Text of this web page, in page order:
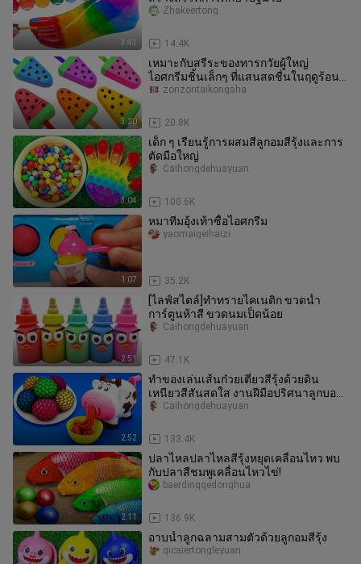
3:43 14.4K
Zhakeertong
3:20
เหมาะกับสรีระของทารกวัยผู้ใหญ่
ไอศกรีมชิ้นเล็กๆ ที่แสนสดชื่นในฤดูร้อน!
สนิม~
20.8K
zonzontaikongsha
3:04
เด็ก ๆ เรียนรู้การผสมสีลูกอมสีรุ้งและการ
ตัดมือใหญ่
100.6K
Caihongdehuayuan
1:07
หมาทีมอุ้งเท้าซื้อไอศกรีม
35.2K
yaomaigeihaizi
2:51
[ไลฟ์สไตล์]ทำทรายไคเนติก ขวดน้ำ
การ์ตูนห้าสี ขวดนมเป็ดน้อย
47.1K
Caihongdehuayuan
2:52
ทำของเล่นเส้นก๋วยเตี๋ยวสีรุ้งด้วยดิน
เหนียวสีสันสดใส งานฝีมือปริศนาลูกบอล
บีบแสนสนุก รู้จักสี ปริศนากา
133.4K
Caihongdehuayuan
2:11
ปลาไหลปลาไหลสีรุ้งหยุดเคลื่อนไหว พบ
กับปลาสีชมพูเคลื่อนไหวไข่!
136.9K
baerdinggedonghua
อาบน้ำลูกฉลามสามตัวด้วยลูกอมสีรุ้ง
qicaiertongleyuan